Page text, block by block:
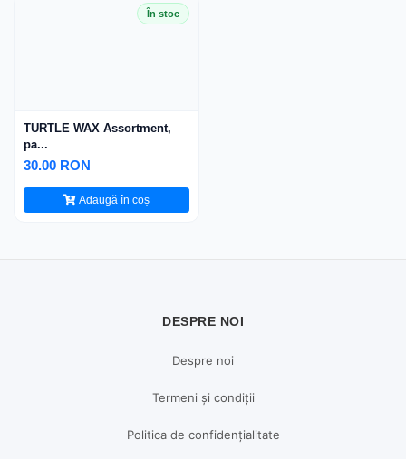
În stoc
TURTLE WAX Assortment,
pa...
30.00 RON
Adaugă în coș
DESPRE NOI
Despre noi
Termeni și condiții
Politica de confidențialitate